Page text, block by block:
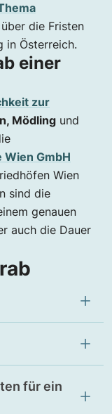
die Fristen
in Österreich.
einer
zur
Mödling und
GmbH
Wien
sind die
genauen
auch die Dauer
für ein